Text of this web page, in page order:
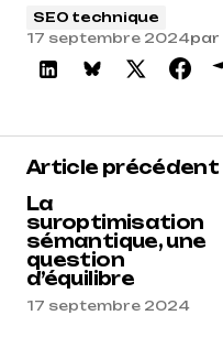
SEO technique
17 septembre 2024par
Article précédent
La
suroptimisation
sémantique, une
question
d’équilibre
17 septembre 2024